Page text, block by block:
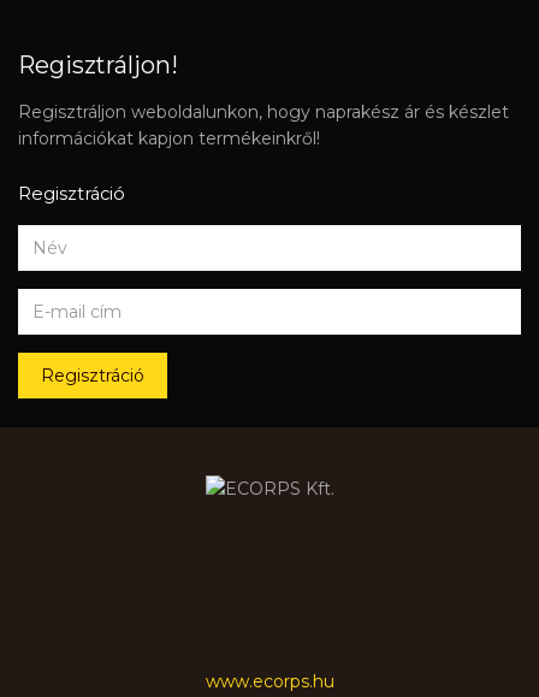
Regisztráljon!
Regisztráljon weboldalunkon, hogy naprakész ár és készlet
információkat kapjon termékeinkről!
Regisztráció
Regisztráció
www.ecorps.hu